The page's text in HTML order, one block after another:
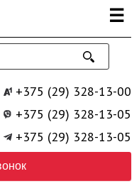
☰
+375 (29) 328-13-00
+375 (29) 328-13-05
+375 (29) 328-13-05